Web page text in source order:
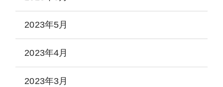
2023年5月
2023年4月
2023年3月